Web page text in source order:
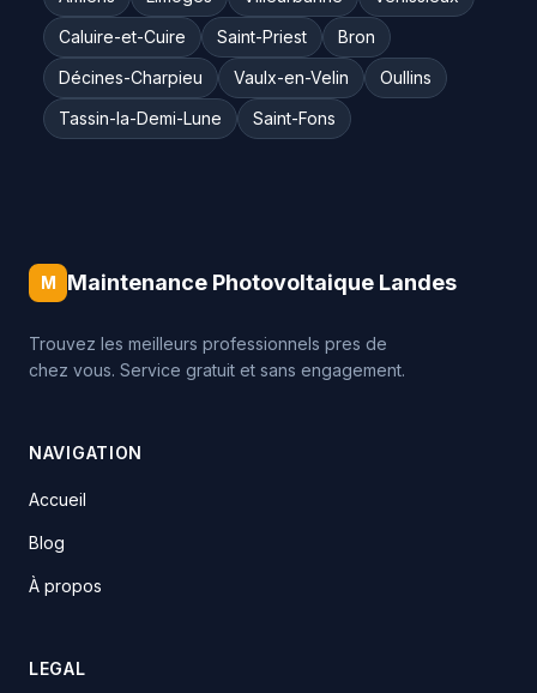
Caluire-et-Cuire
Saint-Priest
Bron
Décines-Charpieu
Vaulx-en-Velin
Oullins
Tassin-la-Demi-Lune
Saint-Fons
M Maintenance Photovoltaique Landes
Trouvez les meilleurs professionnels pres de
chez vous. Service gratuit et sans engagement.
NAVIGATION
Accueil
Blog
À propos
LEGAL